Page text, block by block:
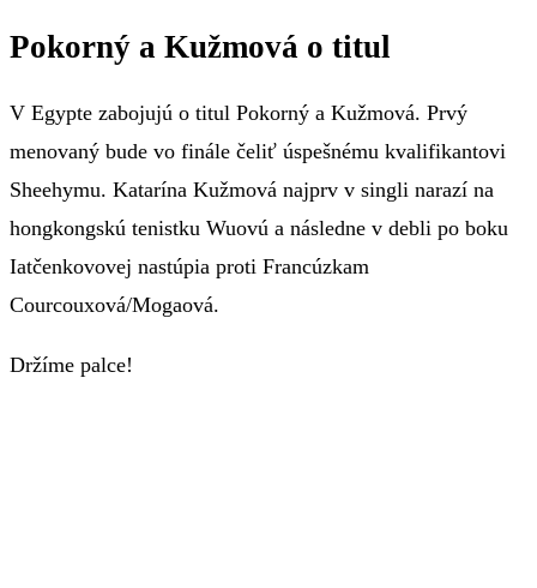
Pokorný a Kužmová o titul
V Egypte zabojujú o titul Pokorný a Kužmová. Prvý
menovaný bude vo finále čeliť úspešnému kvalifikantovi
Sheehymu. Katarína Kužmová najprv v singli narazí na
hongkongskú tenistku Wuovú a následne v debli po boku
Iatčenkovovej nastúpia proti Francúzkam
Courcouxová/Mogaová.
Držíme palce!